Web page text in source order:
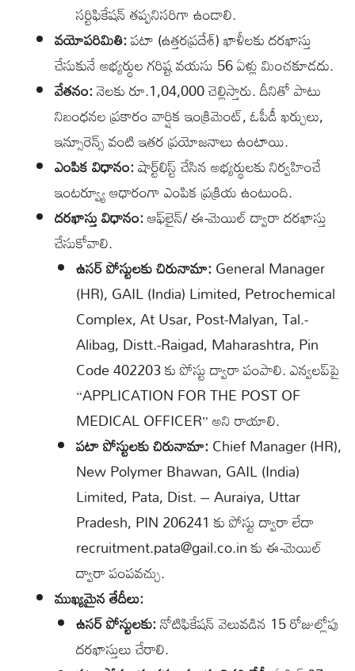
సర్టిఫికేషన్ తప్పనిసరిగా ఉండాలి.
వయోపరిమితి:పటా (ఉత్తరప్రదేశ్) ఖాళీలకు దరఖాస్తు
చేసుకునే అభ్యర్థుల గరిష్ట వయసు 56 ఏళ్లు మించకూడదు.
వేతనం:నెలకు రూ.1,04,000 చెల్లిస్తారు. దీనితో పాటు
నిబంధనల ప్రకారం వార్షిక ఇంక్రిమెంట్, ఓపీడీ ఖర్చులు,
ఇన్సూరెన్స్ వంటి ఇతర ప్రయోజనాలు ఉంటాయి.
ఎంపిక విధానం:షార్ట్‌లిస్ట్ చేసిన అభ్యర్థులకు నిర్వహించే
ఇంటర్వ్యూ ఆధారంగా ఎంపిక ప్రక్రియ ఉంటుంది.
దరఖాస్తు విధానం:ఆఫ్‌లైన్/ ఈ-మెయిల్ ద్వారా దరఖాస్తు
చేసుకోవాలి.
ఉసర్ పోస్టులకు చిరునామా:General Manager
(HR), GAIL (India) Limited, Petrochemical
Complex, At Usar, Post-Malyan, Tal.-
Alibag, Distt.-Raigad, Maharashtra, Pin
Code 402203 కు పోస్టు ద్వారా పంపాలి. ఎన్వలప్‌పై
“APPLICATION FOR THE POST OF
MEDICAL OFFICER” అని రాయాలి.
పటా పోస్టులకు చిరునామా:Chief Manager (HR),
New Polymer Bhawan, GAIL (India)
Limited, Pata, Dist. – Auraiya, Uttar
Pradesh, PIN 206241 కు పోస్టు ద్వారా లేదా
recruitment.pata@gail.co.in కు ఈ-మెయిల్
ద్వారా పంపవచ్చు.
ముఖ్యమైన తేదీలు:
ఉసర్ పోస్టులకు:నోటిఫికేషన్ వెలువడిన 15 రోజుల్లోపు
దరఖాస్తులు చేరాలి.